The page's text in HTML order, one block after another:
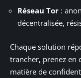
Réseau Tor :
décentralisée,
Chaque solution
trancher, prenez en
matière de